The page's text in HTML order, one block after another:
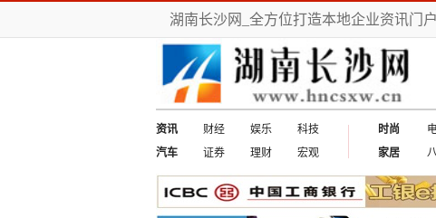
湖南长沙网_全方位打造本地企业资讯门
资讯 财经 娱乐
科技
汽车
证券 理财 宏观
时尚
家居